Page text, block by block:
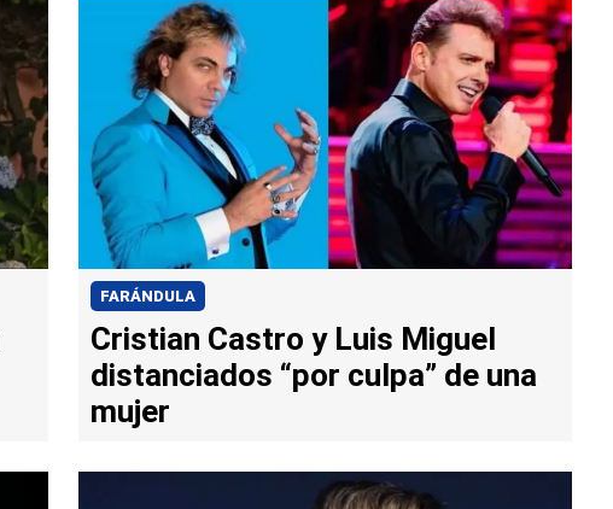
FARÁNDULA
Cristian Castro y Luis Miguel
distanciados “por culpa” de una
mujer